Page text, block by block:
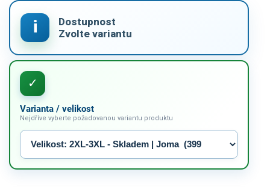
Varianta / velikost
Nejdříve vyberte požadovanou variantu produktu